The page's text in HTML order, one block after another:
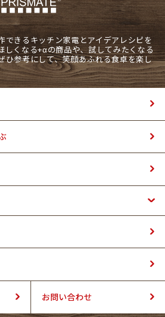
できるキッチン家電とアイデアレシピを
しくなる+αの商品や、試してみたくなる
ひ参考にして、笑顔あふれる食卓を楽し
お問い合わせ